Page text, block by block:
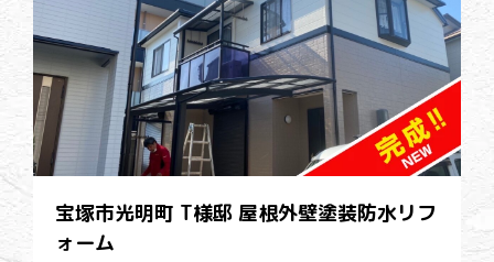
宝塚市光明町 T様邸 屋根外壁塗装防水リフ
ォーム